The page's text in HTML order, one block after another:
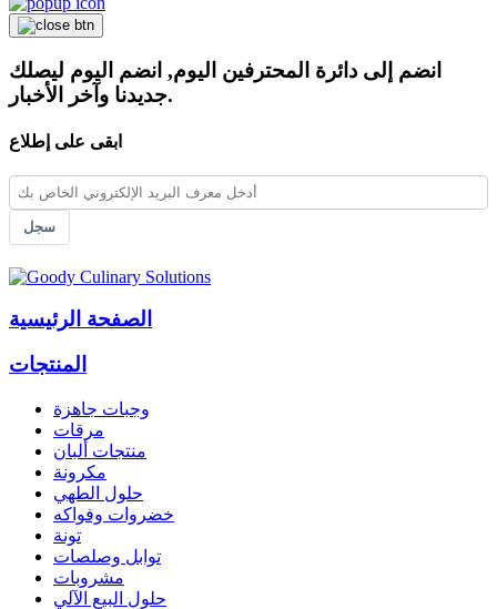
انضم إلى دائرة المحترفين اليوم, انضم اليوم ليصلك
جديدنا وآخر الأخبار.
ابقى على إطلاع
سجل
الصفحة الرئيسية
المنتجات
وجبات جاهزة
مرقات
منتجات ألبان
مكرونة
حلول الطهي
خضروات وفواكه
تونة
توابل وصلصات
مشروبات
حلول البيع الآلي